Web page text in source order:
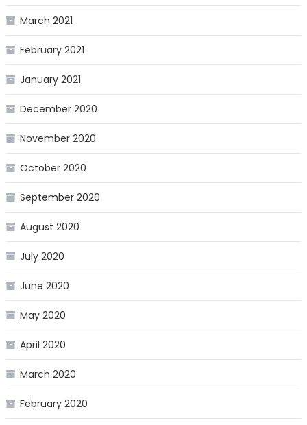
March 2021
February 2021
January 2021
December 2020
November 2020
October 2020
September 2020
August 2020
July 2020
June 2020
May 2020
April 2020
March 2020
February 2020